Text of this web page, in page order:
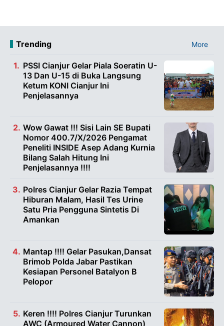
Trending More
PSSI Cianjur Gelar Piala Soeratin U-
13 Dan U-15 di Buka Langsung
Ketum KONI Cianjur Ini
Penjelasannya
Wow Gawat !!! Sisi Lain SE Bupati
Nomor 400.7/X/2026 Pengamat
Peneliti INSIDE Asep Adang Kurnia
Bilang Salah Hitung Ini
Penjelasannya !!!!
Polres Cianjur Gelar Razia Tempat
Hiburan Malam, Hasil Tes Urine
Satu Pria Pengguna Sintetis Di
Amankan
Mantap !!!! Gelar Pasukan,Dansat
Brimob Polda Jabar Pastikan
Kesiapan Personel Batalyon B
Pelopor
Keren !!!! Polres Cianjur Turunkan
AWC (Armoured Water Cannon)